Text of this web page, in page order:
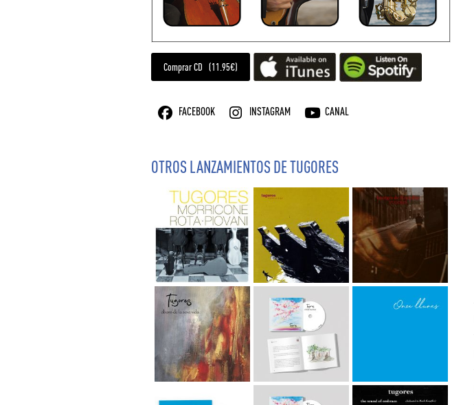
Comprar CD (11.95€)
FACEBOOK INSTAGRAM CANAL
OTROS LANZAMIENTOS DE TUGORES